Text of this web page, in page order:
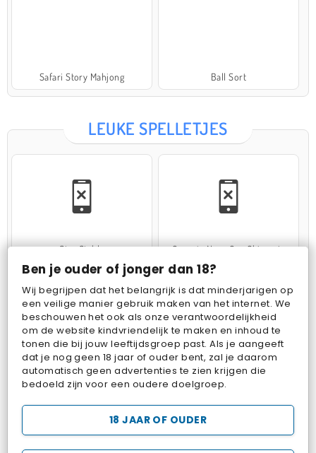
Ben je ouder of jonger dan 18?
Wij begrijpen dat het belangrijk is dat minderjarigen op
een veilige manier gebruik maken van het internet. We
beschouwen het ook als onze verantwoordelijkheid
om de website kindvriendelijk te maken en inhoud te
tonen die bij jouw leeftijdsgroep past. Als je aangeeft
dat je nog geen 18 jaar of ouder bent, zal je daarom
automatisch geen advertenties te zien krijgen die
bedoeld zijn voor een oudere doelgroep.
18 JAAR OF OUDER
Safari Story Mahjong Ball Sort
LEUKE SPELLETJES
Star Stable Operate Now: Oor Chirurgie
Cake Merge 2 Woolloop! Color Puzzle